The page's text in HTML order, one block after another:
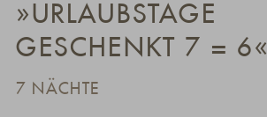
»URLAUBSTAGE
GESCHENKT 7 = 6«
7 NÄCHTE